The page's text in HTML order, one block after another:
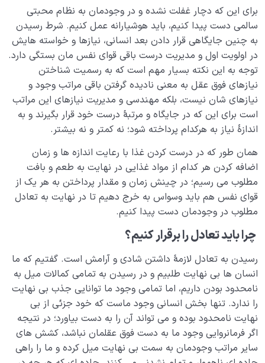
هدف خلقت و جایگاه انسان 0/7
نقش الگو در حیات انسان 0/18
نسبت دنیا به آخرت 0/24
سنّت‌های الهی 0/20
مرگ یا تولد؟ 0/13
دنیا؛ باشگاه انسان‌سازی
چگونه انسان شویم؟
برای این که دچار غفلت نشده و در وجودمان به نظام محبتی
سالمی دست پیدا کنیم، باید هوشیارانه عمل کنیم. شرط رسیدن
به چنین جایگاهی قرار دادن بعد انسانی، نیازها و خواسته هایش
در اولویت اول و مدیریت درست باقی قوای نفس مان بستگی دارد.
توجه به این نکته بسیار مهم است که به رسمیت شناختن
نیازهای فوق عقل به معنی نادیده گرفتن باقی مراتب وجود و
نیازهای شان نیست، بلکه مهندسی و مدیریت نیازهای این مراتب
است برای این که در جایگاه و مرتبۀ درست خود قرار بگیرند و به
اندازۀ نیاز به هرکدام پرداخته شود؛ نه کمتر و نه بیشتر.
همان طور که در درست کردن غذا با رعایت اندازه ها و زمان
اضافه کردن هر کدام از مواد غذایی در نهایت به طعم و بافت
مطلوب می رسیم؛ در چینش زمان و مقدار پرداختن به هر یک از
قوای نفس هم باید وسواس به خرج دهیم تا در نهایت به تعادل
مطلوب در وجودمان دست پیدا کنیم.
چرا باید تعادل را برقرار کنیم؟
رسیدن به تعادل لازمۀ داشتن شادی و آرامش است. گفتیم که ما
انسان ها بی نهایت طلبیم و در رسیدن به تمامی کمالات میل به
نامحدود بودن داریم، اما تمامی وجود ما توانایی جذب بی نهایت
را ندارد. تنها بخش انسانی وجود ماست که خود جزئی از بی
نهایت نامحدود بوده و می تواند آن را به دست بیاورد؛ در نتیجه
اگر فرمانروایی وجود ما به دست فوق عقلمان نباشد، کشش های
سایر مراتب وجودمان به سمت بی نهایت میل کرده و ما را راهی